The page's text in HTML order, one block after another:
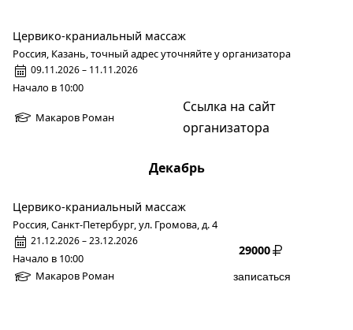
Цервико-краниальный массаж
Россия, Казань, точный адрес уточняйте у организатора
09.11.2026 – 11.11.2026
Начало в 10:00
Макаров Роман
Ссылка на сайт
организатора
Декабрь
Цервико-краниальный массаж
Россия, Санкт-Петербург, ул. Громова, д. 4
21.12.2026 – 23.12.2026
Начало в 10:00
Макаров Роман
29000
записаться